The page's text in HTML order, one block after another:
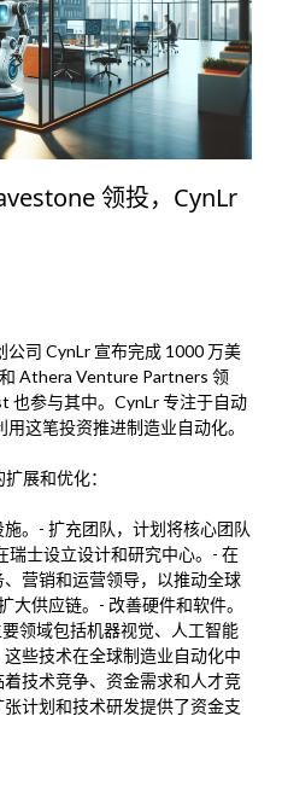
领投，CynLr
司 CynLr 宣布完成 1000 万美
Athera Venture Partners 领
也参与其中。CynLr 专注于自动
这笔投资推进制造业自动化。
展和优化：
。- 扩充团队，计划将核心团队
瑞士设立设计和研究中心。- 在
营销和运营领导，以推动全球
大供应链。- 改善硬件和软件。
领域包括机器视觉、人工智能
些技术在全球制造业自动化中
技术竞争、资金需求和人才竞
计划和技术研发提供了资金支